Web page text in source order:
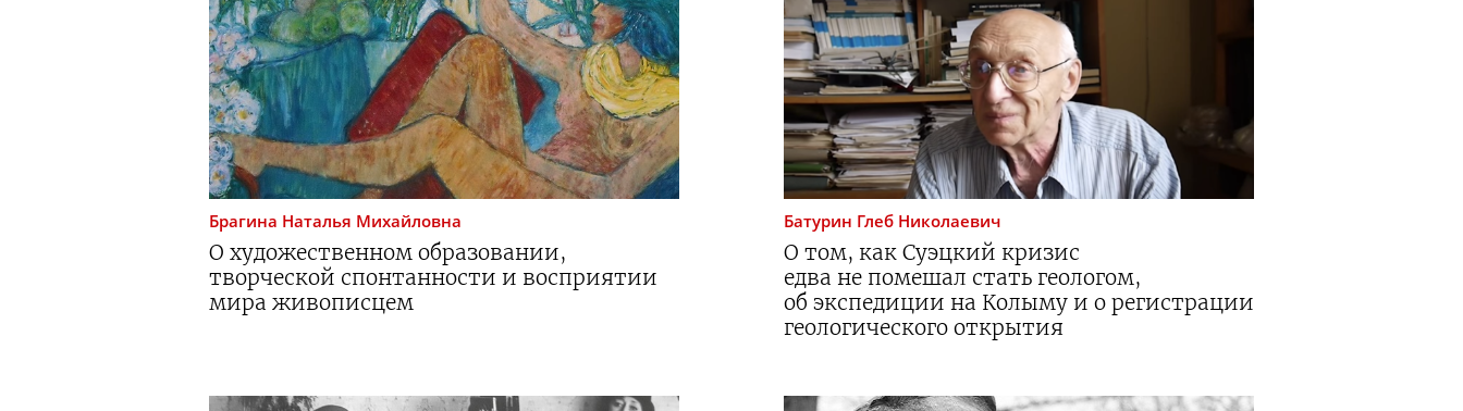
Брагина Наталья Михайловна
О художественном образовании,
творческой спонтанности и восприятии
мира живописцем
Батурин Глеб Николаевич
О том, как Суэцкий кризис
едва не помешал стать геологом,
об экспедиции на Колыму и о регистрации
геологического открытия